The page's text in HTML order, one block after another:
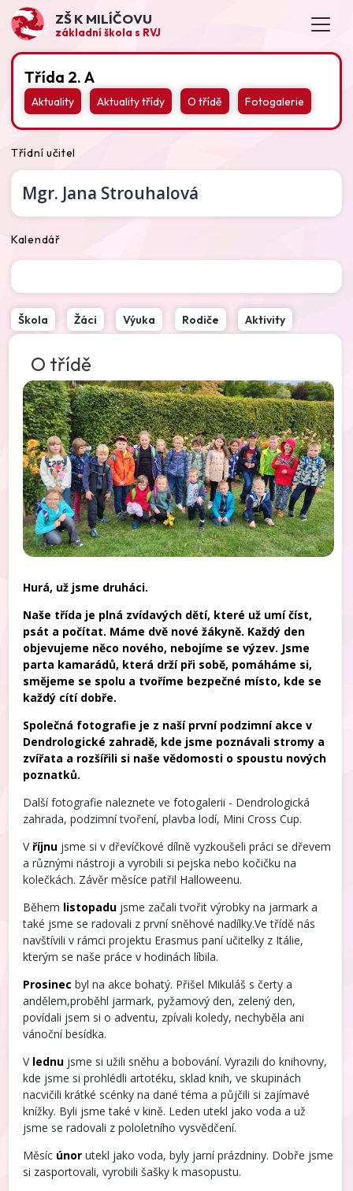
ZŠ K MILÍČOVU
základní škola s RVJ
Třída 2. A
Aktuality Aktuality třídy O třídě Fotogalerie
Třídní učitel
Mgr. Jana Strouhalová
Kalendář
Škola Žáci Výuka Rodiče Aktivity
O třídě
Hurá, už jsme druháci.
Naše třída je plná zvídavých dětí, které už umí číst,
psát a počítat. Máme dvě nové žákyně. Každý den
objevujeme něco nového, nebojíme se výzev. Jsme
parta kamarádů, která drží při sobě, pomáháme si,
smějeme se spolu a tvoříme bezpečné místo, kde se
každý cítí dobře.
Společná fotografie je z naší první podzimní akce v
Dendrologické zahradě, kde jsme poznávali stromy a
zvířata a rozšířili si naše vědomosti o spoustu nových
poznatků.
Další fotografie naleznete ve fotogalerii - Dendrologická
zahrada, podzimní tvoření, plavba lodí, Mini Cross Cup.
Vříjnujsme si v dřevíčkové dílně vyzkoušeli práci se dřevem
a různými nástroji a vyrobili si pejska nebo kočičku na
kolečkách. Závěr měsíce patřil Halloweenu.
Během listopadujsme začali tvořit výrobky na jarmark a
také jsme se radovali z první sněhové nadílky.Ve třídě nás
navštívili v rámci projektu Erasmus paní učitelky z Itálie,
kterým se naše práce v hodinách líbila.
Prosinec byl na akce bohatý. Přišel Mikuláš s čerty a
andělem,proběhl jarmark, pyžamový den, zelený den,
povídali jsem si o adventu, zpívali koledy, nechyběla ani
vánoční besídka.
Vlednujsme si užili sněhu a bobování. Vyrazili do knihovny,
kde jsme si prohlédli artotéku, sklad knih, ve skupinách
nacvičili krátké scénky na dané téma a půjčili si zajímavé
knížky. Byli jsme také v kině. Leden utekl jako voda a už
jsme se radovali z pololetního vysvědčení.
Měsíc únorutekl jako voda, byly jarní prázdniny. Dobře jsme
si zasportovali, vyrobili šašky k masopustu.